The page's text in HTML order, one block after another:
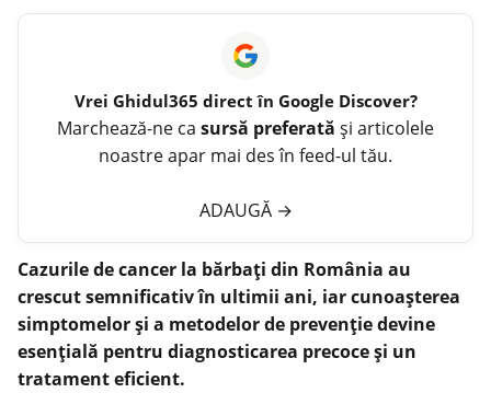
Vrei Ghidul365 direct în Google Discover?
Marchează-ne ca sursă preferată și articolele
noastre apar mai des în feed-ul tău.
ADAUGĂ →
Cazurile de cancer la bărbaţi din România au
crescut semnificativ în ultimii ani, iar cunoașterea
simptomelor și a metodelor de prevenție devine
esențială pentru diagnosticarea precoce și un
tratament eficient.